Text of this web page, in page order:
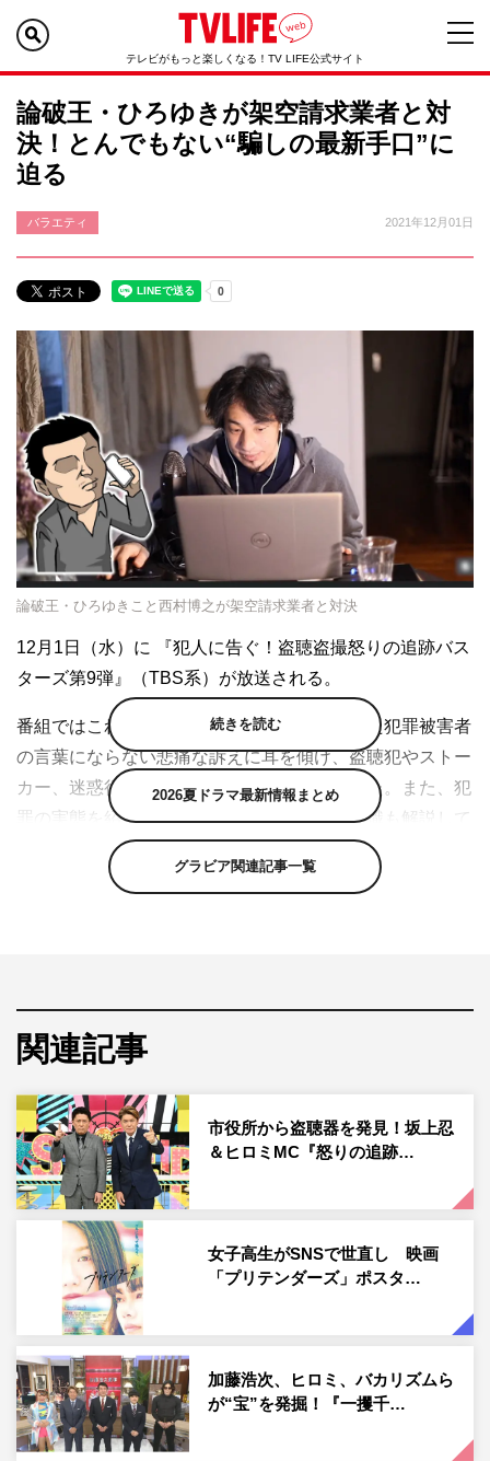
テレビがもっと楽しくなる！TV LIFE公式サイト
論破王・ひろゆきが架空請求業者と対
決！とんでもない“騙しの最新手口”に
迫る
バラエティ 2021年12月01日
論破王・ひろゆきこと西村博之が架空請求業者と対決
12月1日（水）に 『犯人に告ぐ！盗聴盗撮怒りの追跡バス
ターズ第9弾』（TBS系）が放送される。
番組ではこれまで、平穏な暮らしを脅かされた犯罪被害者
の言葉にならない悲痛な訴えに耳を傾け、盗聴犯やストー
カー、迷惑行為を繰り返す犯人を追跡してきた。また、犯
罪の実態を紹介し、被害に遭わないための知識も解説して
3時間スペシャルの今回は、論破王・ひろゆきこと西村博
果たして、ひろゆきは悪質な架空請求業者を論破し、追い
詰めることができるのか。身近なインターネットに潜むト
ラブルに巻き込まれないためにも、必見の内容だ。
さらに、被災地を応援するドラマに出演しないかと話を持
ち掛け、700万円もの大金を騙し取った悪質な男を追跡。
一度は被害者たちに謝罪の言葉を述べ、数回に分けて返済
することを約束したが、わずか3回で返済を反故にして行
方をくらませていた。
その男が、なんと海外へ逃亡していたことが判明。「追跡
舞台となるのはタイの観光地パタヤ。現地の弁護士や探偵
による特別チームを結成し、男の目撃情報があるエリアを
追跡する。果たして、異国の地で犯人を追い詰めることは
続きを読む
2026夏ドラマ最新情報まとめ
グラビア関連記事一覧
関連記事
市役所から盗聴器を発見！坂上忍
＆ヒロミMC『怒りの追跡…
女子高生がSNSで世直し 映画
「プリテンダーズ」ポスタ…
加藤浩次、ヒロミ、バカリズムら
が“宝”を発掘！『一攫千…